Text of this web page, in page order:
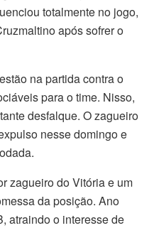
totalmente no jogo,
após sofrer o
na partida contra o
para o time. Nisso,
desfalque. O zagueiro
nesse domingo e
zagueiro do Vitória e um
da posição. Ano
atraindo o interesse de